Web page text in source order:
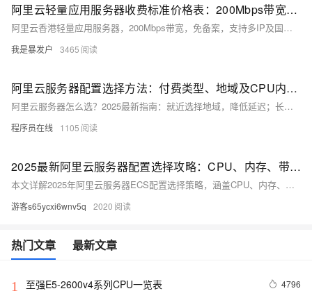
阿里云轻量应用服务器收费标准价格表：200Mbps带宽、CPU内存及存储配置详解
阿里云香港轻量应用服务器，200Mbps带宽，免备案，支持多IP及国际线路，月租25元起，年付享8.5折优惠，适用于网站、应用等多种场景。
我是暴发户 3465
阿里云服务器配置选择方法：付费类型、地域及CPU内存配置全解析
阿里云服务器怎么选？2025最新指南：就近选择地域，降低延迟；长期使用选包年包月，短期灵活选按量付费；企业选2核4G5M仅199元/年，个人选2核2G3M低至99元/年，高性价比爆款推荐，轻松上云。
程序员在线 1105
2025最新阿里云服务器配置选择攻略：CPU、内存、带宽与系统盘全解析
本文详解2025年阿里云服务器ECS配置选择策略，涵盖CPU、内存、带宽与系统盘推荐，助你根据业务需求精准选型，提升性能与性价比。
游客s65ycxi6wnv5q 2020
热门文章 最新文章
1 至强E5-2600v4系列CPU一览表 4796